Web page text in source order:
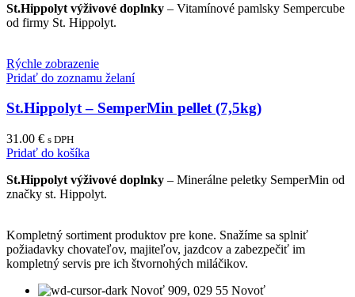
St.Hippolyt výživové doplnky – Vitamínové pamlsky Sempercube
od firmy St. Hippolyt.
Rýchle zobrazenie
Pridať do zoznamu želaní
St.Hippolyt – SemperMin pellet (7,5kg)
31.00 € s DPH
Pridať do košíka
St.Hippolyt výživové doplnky – Minerálne peletky SemperMin od
značky st. Hippolyt.
Kompletný sortiment produktov pre kone. Snažíme sa splniť
požiadavky chovateľov, majiteľov, jazdcov a zabezpečiť im
kompletný servis pre ich štvornohých miláčikov.
Novoť 909, 029 55 Novoť